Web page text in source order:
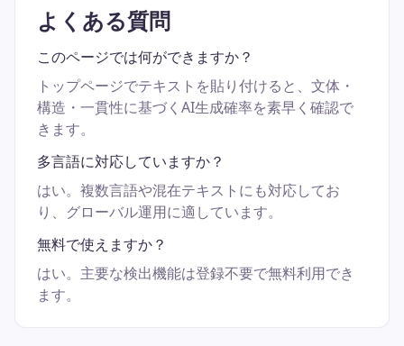
よくある質問
このページでは何ができますか？
トップページでテキストを貼り付けると、文体・
構造・一貫性に基づくAI生成確率を素早く確認で
きます。
多言語に対応していますか？
はい。複数言語や混在テキストにも対応してお
り、グローバル運用に適しています。
無料で使えますか？
はい。主要な検出機能は登録不要で無料利用でき
ます。